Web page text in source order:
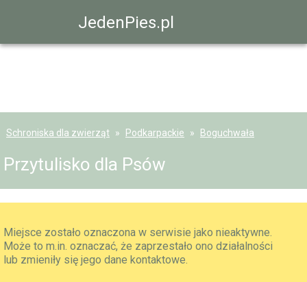
JedenPies.pl
Schroniska dla zwierząt Podkarpackie Boguchwała
Przytulisko dla Psów
Miejsce zostało oznaczona w serwisie jako nieaktywne.
Może to m.in. oznaczać, że zaprzestało ono działalności
lub zmieniły się jego dane kontaktowe.